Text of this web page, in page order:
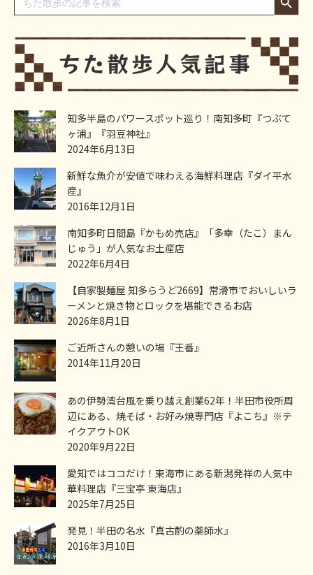
for:
知多半島のパワースポット巡り！南知多町『つぶて
ヶ浦』『羽豆神社』
2024年6月13日
新鮮な魚介が安値で味わえる海鮮料理店『ダイ平水
産』
2016年12月1日
南知多町日間島『かもめ売店』「多幸（たこ）まん
じゅう」が人気なお土産店
2022年6月4日
【自家製麺屋 知多らうど2669】常滑市でおいしいラ
ーメンと焼き物とロックを堪能できるお店
2026年8月1日
ご近所さんの憩いの場『王番』
2014年11月20日
あの伊勢湾台風を乗り越え創業62年！半田市役所周
辺にある、焼そば・お好み焼専門店『よこち』※テ
イクアウトOK
2020年9月22日
愛知ではココだけ！東海市にある新潟発祥の人気中
華料理店『三宝亭 東海店』
2025年7月25日
発見！半田の名水『真古酌の薬師水』
2016年3月10日